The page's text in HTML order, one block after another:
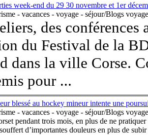
week-end du 29 30 novembre et 1er
- vacances - voyage - séjour/Blogs
des
du Festival de la
dans la ville Corse.
pour ...
blessé au hockey mineur intente une
- vacances - voyage - séjour/Blogs
t pendant trois mois, en plus de ne
d’importantes douleurs en plus de